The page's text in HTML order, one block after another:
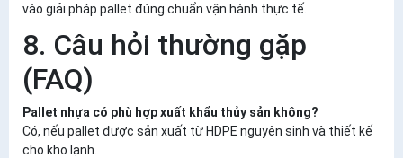
vào giải pháp pallet đúng chuẩn vận hành thực tế
8. Câu hỏi thường gặp
(FAQ)
Pallet nhựa có phù hợp xuất khẩu thủy sản không?
Có, nếu pallet được sản xuất từ HDPE nguyên sinh và thiết kế
cho kho lạnh.